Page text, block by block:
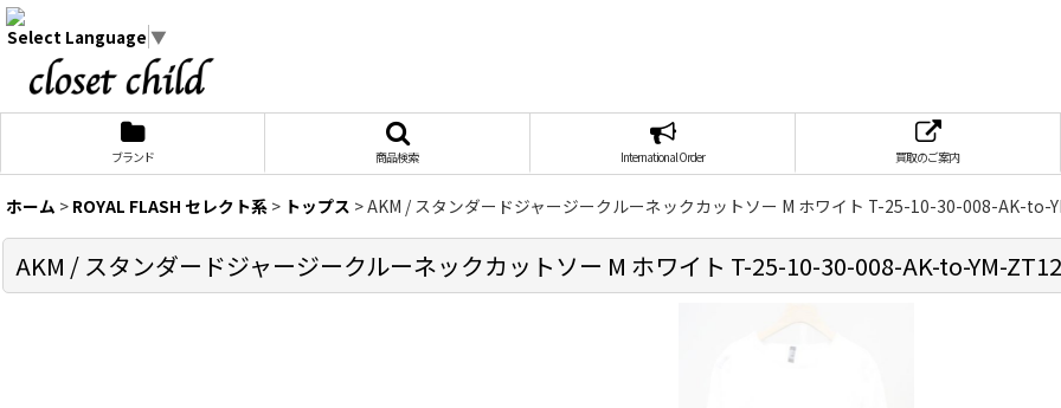
Select Language ▼
ブランド 商品検索 International Order 買取のご案内
ホーム > ROYAL FLASH セレクト系 > トップス >AKM / スタンダードジャージークルーネックカットソー M ホワイト T-25-10-30-008-AK-to-
AKM / スタンダードジャージークルーネックカットソー M ホワイト T-25-10-30-008-AK-to-YM-